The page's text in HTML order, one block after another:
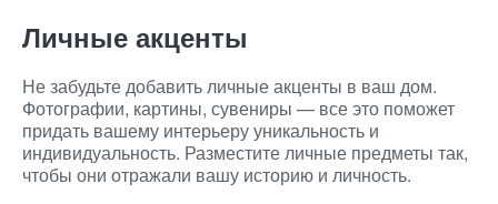
Личные акценты
Не забудьте добавить личные акценты в ваш дом.
Фотографии, картины, сувениры — все это поможет
придать вашему интерьеру уникальность и
индивидуальность. Разместите личные предметы так,
чтобы они отражали вашу историю и личность.